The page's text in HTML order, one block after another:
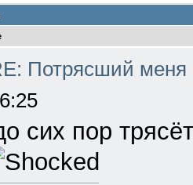
Потрясший
сих пор